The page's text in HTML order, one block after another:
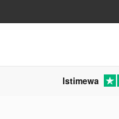
Istimewa